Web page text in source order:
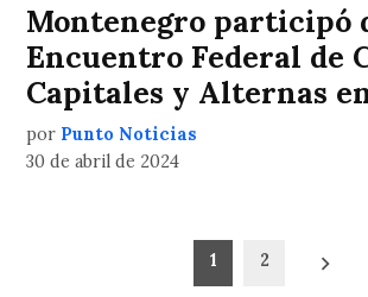
Montenegro participó
Encuentro Federal de
Capitales y Alternas
por Punto Noticias
30 de abril de 2024
1 2